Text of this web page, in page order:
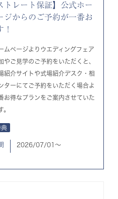
トレート保証】公式ホー
ジからのご予約が一番お
！
ムページよりウエディングフェア
やご見学のご予約をいただくと、
紹介サイトや式場紹介デスク・相
ターにてご予約をいただく場合よ
お得なプランをご案内させていた
。
典
2026/07/01〜